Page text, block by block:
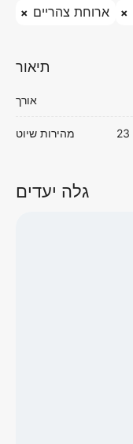
ארוחת צהריים
תיאור
אורך
מהירות שיוט
גלה יעדים